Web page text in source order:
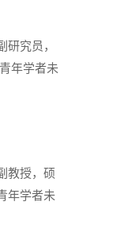
研究员，
年学者未
教授，硕
年学者未